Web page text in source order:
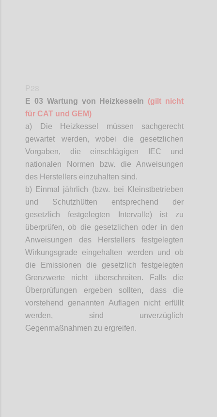
E 03 Wartung von Heizkesseln (gilt nicht
für CAT und GEM)
a) Die Heizkessel müssen sachgerecht
gewartet werden, wobei die gesetzlichen
Vorgaben, die einschlägigen IEC und
nationalen Normen bzw. die Anweisungen
des Herstellers einzuhalten sind.
b) Einmal jährlich (bzw. bei Kleinstbetrieben
und Schutzhütten entsprechend der
gesetzlich festgelegten Intervalle) ist zu
überprüfen, ob die gesetzlichen oder in den
Anweisungen des Herstellers festgelegten
Wirkungsgrade eingehalten werden und ob
die Emissionen die gesetzlich festgelegten
Grenzwerte nicht überschreiten. Falls die
Überprüfungen ergeben sollten, dass die
vorstehend genannten Auflagen nicht erfüllt
werden, sind unverzüglich
Gegenmaßnahmen zu ergreifen.